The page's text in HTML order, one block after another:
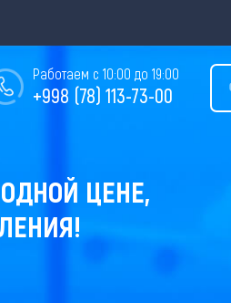
Работаем с 10:00 до 19:00
+998 (78) 113-73-00
ЦЕНЕ,